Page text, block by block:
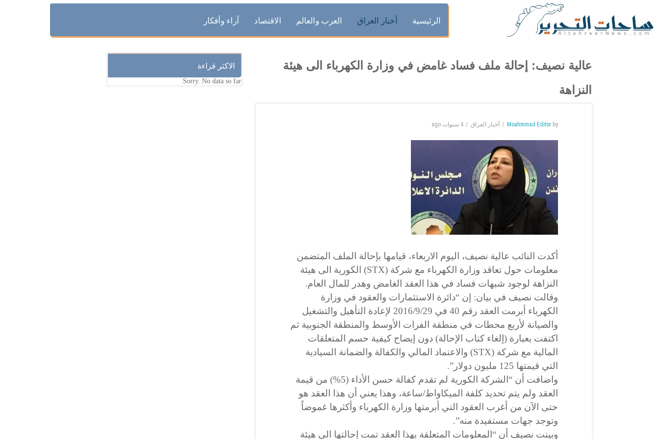
الرئيسية أخبار العراق العرب والعالم الاقتصاد آراء وأفكار
عالية نصيف: إحالة ملف فساد غامض في وزارة الكهرباء الى هيئة
النزاهة
by
Moahmmad Editor أخبار العراق 4 سنوات ago
أكدت النائب عالية نصيف، اليوم الاربعاء، قيامها بإحالة الملف المتضمن
معلومات حول تعاقد وزارة الكهرباء مع شركة (STX) الكورية الى هيئة
النزاهة لوجود شبهات فساد في هذا العقد الغامض وهدر للمال العام.
وقالت نصيف في بيان: إن “دائرة الاستثمارات والعقود في وزارة
الكهرباء أبرمت العقد رقم 40 في 2016/9/29 لإعادة التأهيل والتشغيل
والصيانة لأربع محطات في منطقة الفرات الأوسط والمنطقة الجنوبية ثم
اكتفت بعبارة (إلغاء كتاب الإحالة) دون إيضاح كيفية حسم المتعلقات
المالية مع شركة (STX) والاعتماد المالي والكفالة والضمانة السيادية
التي قيمتها 125 مليون دولار”.
واضافت أن “الشركة الكورية لم تقدم كفالة حسن الأداء (‎%‎5) من قيمة
العقد ولم يتم تحديد كلفة الميكاواط/ساعة، وهذا يعني أن هذا العقد هو
حتى الآن من أغرب العقود التي أبرمتها وزارة الكهرباء وأكثرها غموضاً
وتوجد جهات مستفيدة منه”.
وبينت نصيف أن “المعلومات المتعلقة بهذا العقد تمت إحالتها الى هيئة
الاكثر قراءة
Sorry. No data so far.